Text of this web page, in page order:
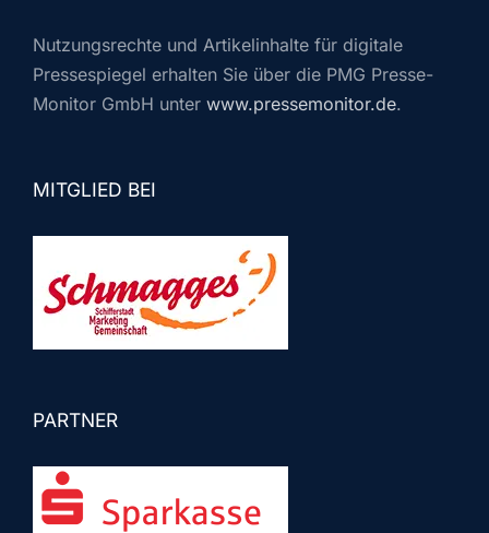
Nutzungsrechte und Artikelinhalte für digitale
Pressespiegel erhalten Sie über die PMG Presse-
Monitor GmbH unter www.pressemonitor.de.
MITGLIED BEI
PARTNER